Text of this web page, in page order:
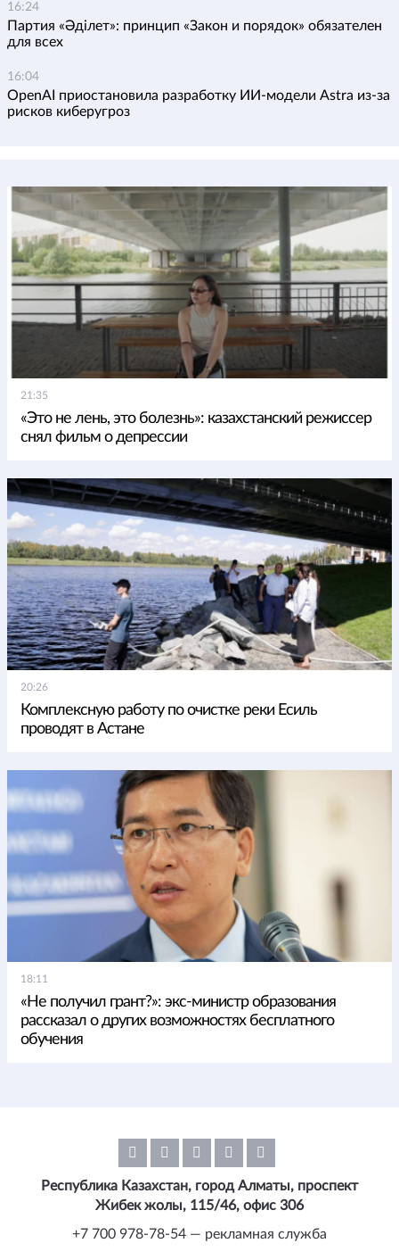
16:24
Партия «Әділет»: принцип «Закон и порядок» обязателен
для всех
16:04
OpenAI приостановила разработку ИИ-модели Astra из-за
рисков киберугроз
21:35
«Это не лень, это болезнь»: казахстанский режиссер
снял фильм о депрессии
20:26
Комплексную работу по очистке реки Есиль
проводят в Астане
18:11
«Не получил грант?»: экс-министр образования
рассказал о других возможностях бесплатного
обучения
Республика Казахстан, город Алматы, проспект
Жибек жолы, 115/46, офис 306
+7 700 978-78-54 — рекламная служба